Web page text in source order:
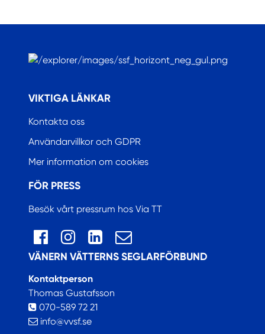
VIKTIGA LÄNKAR
Kontakta oss
Användarvillkor och GDPR
Mer information om cookies
FÖR PRESS
Besök vårt pressrum hos Via TT
VÄNERN VÄTTERNS SEGLARFÖRBUND
Kontaktperson
Thomas Gustafsson
070-589 72 21
info@vvsf.se